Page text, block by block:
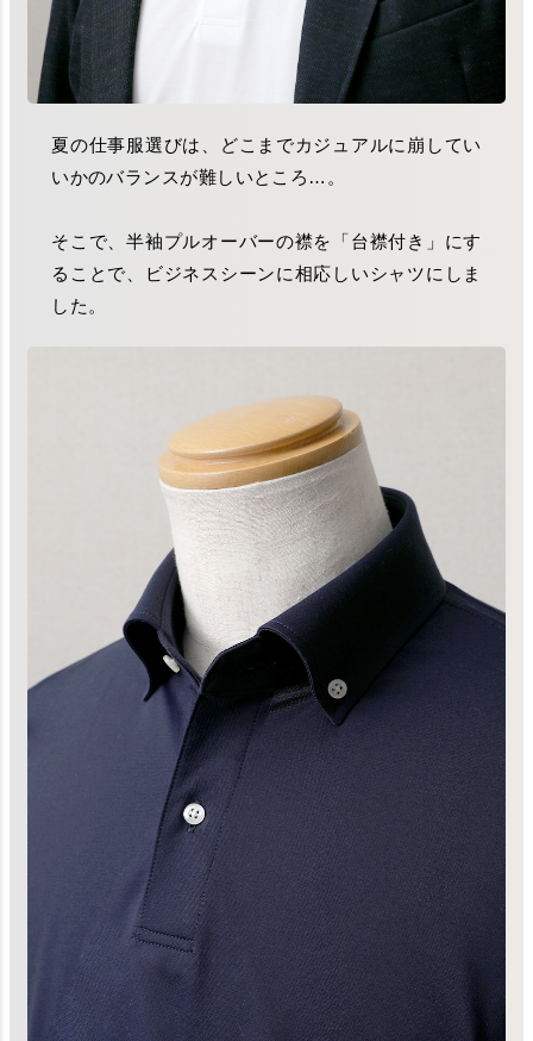
夏の仕事服選びは、どこまでカジュアルに崩してい
いかのバランスが難しいところ…。
そこで、半袖プルオーバーの襟を「台襟付き」にす
ることで、ビジネスシーンに相応しいシャツにしま
した。